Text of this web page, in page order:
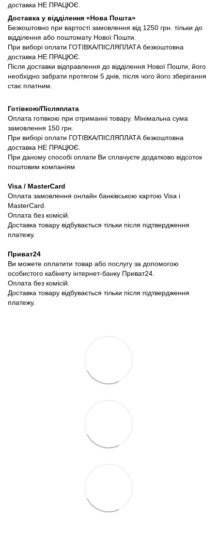
доставка НЕ ПРАЦЮЄ.
Доставка у відділення «Нова Пошта»
Безкоштовно при вартості замовлення від 1250 грн. тільки до
відділення або поштомату Нової Пошти.
При виборі оплати ГОТІВКА/ПІСЛЯПЛАТА безкоштовна
доставка НЕ ПРАЦЮЄ.
Після доставки відправлення до відділення Нової Пошти, його
необхідно забрати протягом 5 днів, після чого його зберігання
стає платним.
Готівкою/Післяплата
Оплата готівкою при отриманні товару. Мінімальна сума
замовлення 150 грн.
При виборі оплати ГОТІВКА/ПІСЛЯПЛАТА безкоштовна
доставка НЕ ПРАЦЮЄ.
При даному способі оплати Ви сплачуєте додатково відсоток
поштовим компаніям
Visa / MasterCard
Оплата замовлення онлайн банківською картою Visa і
MasterCard.
Оплата без комісій.
Доставка товару відбувається тільки після підтвердження
платежу.
Приват24
Ви можете оплатити товар або послугу за допомогою
особистого кабінету інтернет-банку Приват24.
Оплата без комісій.
Доставка товару відбувається тільки після підтвердження
платежу.